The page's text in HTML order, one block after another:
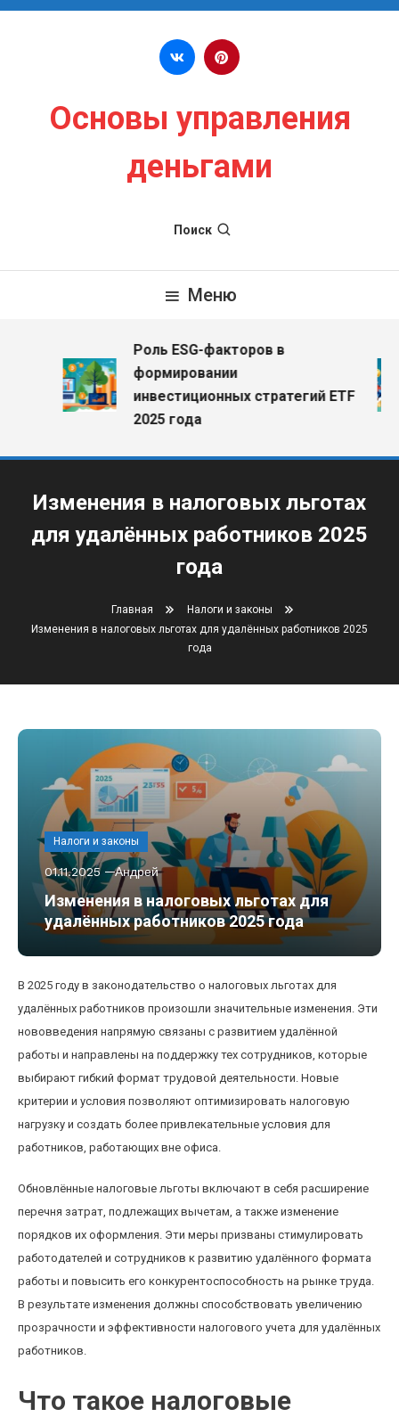
Перейти к содержимому
Основы управления
деньгами
Поиск
Меню
Роль ESG-факторов в
формировании
инвестиционных стратегий ETF
2025 года
Изменения в налоговых льготах
для удалённых работников 2025
года
Главная
Налоги и законы
Изменения в налоговых льготах для удалённых работников 2025
года
Налоги и законы
01.11.2025 Андрей
Изменения в налоговых льготах для
удалённых работников 2025 года
В 2025 году в законодательство о налоговых льготах для
удалённых работников произошли значительные изменения. Эти
нововведения напрямую связаны с развитием удалённой
работы и направлены на поддержку тех сотрудников, которые
выбирают гибкий формат трудовой деятельности. Новые
критерии и условия позволяют оптимизировать налоговую
нагрузку и создать более привлекательные условия для
работников, работающих вне офиса.
Обновлённые налоговые льготы включают в себя расширение
перечня затрат, подлежащих вычетам, а также изменение
порядков их оформления. Эти меры призваны стимулировать
работодателей и сотрудников к развитию удалённого формата
работы и повысить его конкурентоспособность на рынке труда.
В результате изменения должны способствовать увеличению
прозрачности и эффективности налогового учета для удалённых
работников.
Что такое налоговые